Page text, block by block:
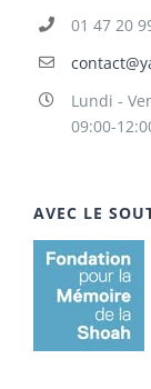
01 47 20
Lundi -
09:00-
AVEC LE